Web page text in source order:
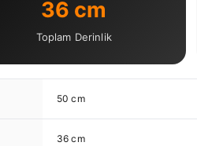
36 cm
Toplam Derinlik
50 cm
36 cm